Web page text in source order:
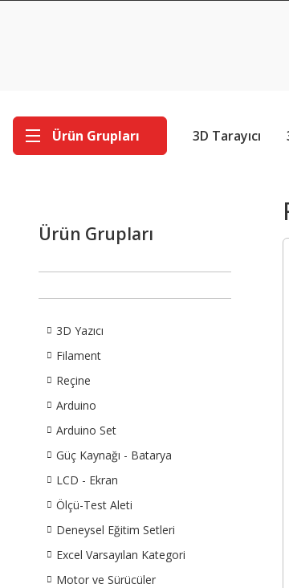
Ürün Grupları 3D Tarayıcı
Ürün Grupları
3D Yazıcı
Filament
Reçine
Arduino
Arduino Set
Güç Kaynağı - Batarya
LCD - Ekran
Ölçü-Test Aleti
Deneysel Eğitim Setleri
Excel Varsayılan Kategori
Motor ve Sürücüler